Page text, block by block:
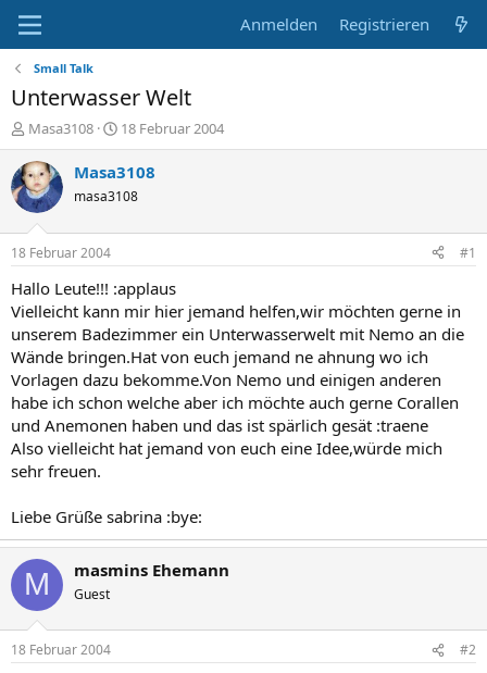
Anmelden Registrieren
Small Talk
Unterwasser Welt
E
r
s
t
e
e
r
Masa3108
E
r
s
e
t
a
m
18 Februar 2004
Masa3108
masa3108
18 Februar 2004 #1
Hallo Leute!!! :applaus
Vielleicht kann mir hier jemand helfen,wir möchten gerne in
unserem Badezimmer ein Unterwasserwelt mit Nemo an die
Wände bringen.Hat von euch jemand ne ahnung wo ich
Vorlagen dazu bekomme.Von Nemo und einigen anderen
habe ich schon welche aber ich möchte auch gerne Corallen
und Anemonen haben und das ist spärlich gesät :traene
Also vielleicht hat jemand von euch eine Idee,würde mich
sehr freuen.
Liebe Grüße sabrina :bye:
M masmins Ehemann
Guest
18 Februar 2004 #2